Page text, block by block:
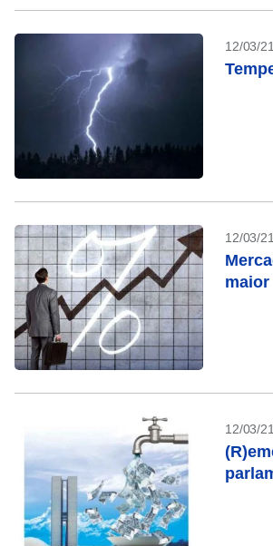
12/03/
12/03/
maior
12/03/